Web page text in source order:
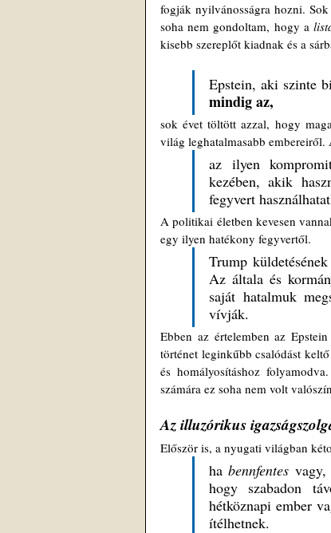
fogják nyilvánosságra hozni.
soha nem gondoltam, hogy a
kisebb szereplőt kiadnak és a
Epstein, aki szinte
mindig az,
sok évet töltött azzal, hogy
világ leghatalmasabb
az ilyen
kezében, akik
fegyvert
A politikai életben kevesen
egy ilyen hatékony fegyvertől.
Trump
Az általa és
saját hatalmuk
vívják.
Ebben az értelemben az
történet leginkűbb csalódást
és homályosításhoz
számára ez soha nem volt
Az illuzórikus
Először is, a nyugati világban
ha bennfentes vagy,
hogy szabadon
hétköznapi ember
ítélhetnek.